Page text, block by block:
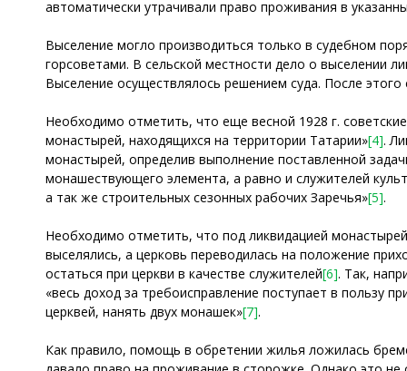
автоматически утрачивали право проживания в
Выселение могло производиться только в судебном
горсоветами. В сельской местности дело о выселении
Выселение осуществлялось решением суда. После
Необходимо отметить, что еще весной 1928 г.
монастырей, находящихся на территории Татарии»[4].
монастырей, определив выполнение поставленной
монашествующего элемента, а равно и служителей
а так же строительных сезонных рабочих Заречья»[5].
Необходимо отметить, что под ликвидацией
выселялись, а церковь переводилась на положение
остаться при церкви в качестве служителей[6]. Так,
«весь доход за требоисправление поступает в пользу
церквей, нанять двух монашек»[7].
Как правило, помощь в обретении жилья ложилась